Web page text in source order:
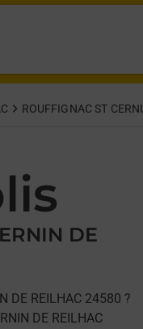
ROUFFIGNAC ST
DE
DE REILHAC 24580 ?
DE REILHAC